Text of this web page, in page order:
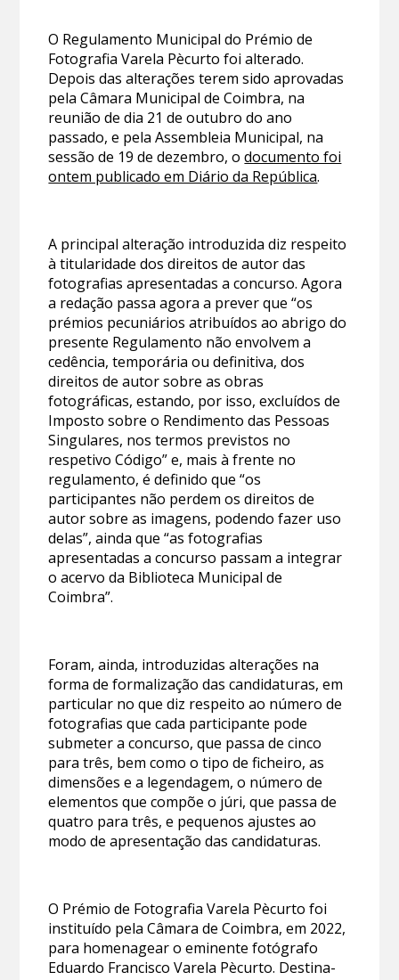
O Regulamento Municipal do Prémio de
Fotografia Varela Pècurto foi alterado.
Depois das alterações terem sido aprovadas
pela Câmara Municipal de Coimbra, na
reunião de dia 21 de outubro do ano
passado, e pela Assembleia Municipal, na
sessão de 19 de dezembro, odocumento foi
ontem publicado em Diário da República.
A principal alteração introduzida diz respeito
à titularidade dos direitos de autor das
fotografias apresentadas a concurso. Agora
a redação passa agora a prever que “os
prémios pecuniários atribuídos ao abrigo do
presente Regulamento não envolvem a
cedência, temporária ou definitiva, dos
direitos de autor sobre as obras
fotográficas, estando, por isso, excluídos de
Imposto sobre o Rendimento das Pessoas
Singulares, nos termos previstos no
respetivo Código” e, mais à frente no
regulamento, é definido que “os
participantes não perdem os direitos de
autor sobre as imagens, podendo fazer uso
delas”, ainda que “as fotografias
apresentadas a concurso passam a integrar
o acervo da Biblioteca Municipal de
Coimbra”.
Foram, ainda, introduzidas alterações na
forma de formalização das candidaturas, em
particular no que diz respeito ao número de
fotografias que cada participante pode
submeter a concurso, que passa de cinco
para três, bem como o tipo de ficheiro, as
dimensões e a legendagem, o número de
elementos que compõe o júri, que passa de
quatro para três, e pequenos ajustes ao
modo de apresentação das candidaturas.
O Prémio de Fotografia Varela Pècurto foi
instituído pela Câmara de Coimbra, em 2022,
para homenagear o eminente fotógrafo
Eduardo Francisco Varela Pècurto. Destina-